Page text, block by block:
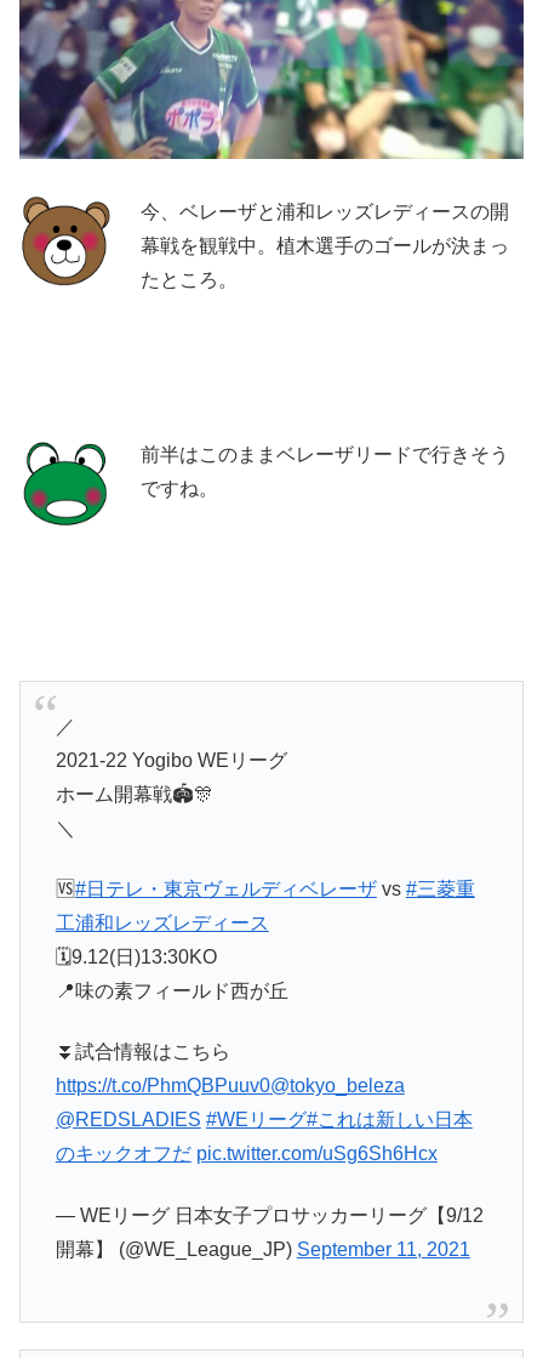
今、ベレーザと浦和レッズレディースの開
幕戦を観戦中。植木選手のゴールが決まっ
たところ。
前半はこのままベレーザリードで行きそう
ですね。
／
2021-22 Yogibo WEリーグ
ホーム開幕戦🏟🎊
＼
🆚#日テレ・東京ヴェルディベレーザvs #三菱重
工浦和レッズレディース
🗓9.12(日)13:30KO
📍味の素フィールド西が丘
⏬試合情報はこちら
https://t.co/PhmQBPuuv0@tokyo_beleza
@REDSLADIES #WEリーグ#これは新しい日本
のキックオフだ pic.twitter.com/uSg6Sh6Hcx
— WEリーグ 日本女子プロサッカーリーグ【9/12
開幕】 (@WE_League_JP) September 11, 2021